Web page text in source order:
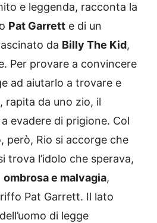
e leggenda, racconta la
Pat Garrett e di un
da Billy The Kid,
Per provare a convincere
ad aiutarlo a trovare e
rapita da uno zio, il
evadere di prigione. Col
però, Rio si accorge che
trova l’idolo che sperava,
ombrosa e malvagia,
Pat Garrett. Il lato
dell’uomo di legge